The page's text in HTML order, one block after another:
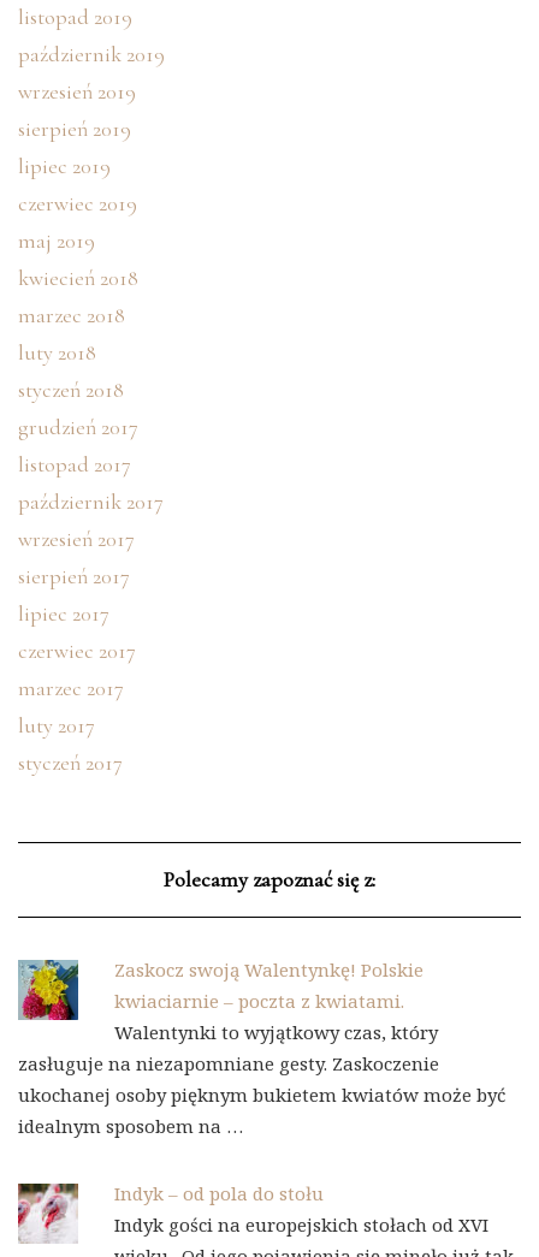
listopad 2019
październik 2019
wrzesień 2019
sierpień 2019
lipiec 2019
czerwiec 2019
maj 2019
kwiecień 2018
marzec 2018
luty 2018
styczeń 2018
grudzień 2017
listopad 2017
październik 2017
wrzesień 2017
sierpień 2017
lipiec 2017
czerwiec 2017
marzec 2017
luty 2017
styczeń 2017
Polecamy zapoznać się z:
Zaskocz swoją Walentynkę! Polskie
kwiaciarnie – poczta z kwiatami.
Walentynki to wyjątkowy czas, który
zasługuje na niezapomniane gesty. Zaskoczenie
ukochanej osoby pięknym bukietem kwiatów może być
idealnym sposobem na …
Indyk – od pola do stołu
Indyk gości na europejskich stołach od XVI